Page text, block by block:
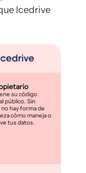
Icedrive
su código
público. Sin
hay forma de
cómo maneja o
tus datos.